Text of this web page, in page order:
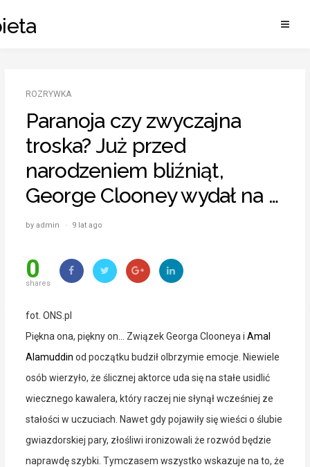
to
ROZRYWKA
Paranoja czy zwyczajna
troska? Już przed
narodzeniem bliźniąt,
George Clooney wydał na …
by admin · 9 lat ago
0
shares
fot. ONS.pl
Piękna ona, piękny on… Związek Georga Clooneya i Amal
Alamuddin od początku budził olbrzymie emocje. Niewiele
osób wierzyło, że ślicznej aktorce uda się na stałe usidlić
wiecznego kawalera, który raczej nie słynął wcześniej ze
stałości w uczuciach. Nawet gdy pojawiły się wieści o ślubie
gwiazdorskiej pary, złośliwi ironizowali że rozwód będzie
naprawdę szybki. Tymczasem wszystko wskazuje na to, że